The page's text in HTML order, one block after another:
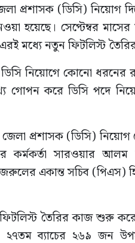
প্রশাসক (ডিসি) নিয়োগ
হয়েছে। সেপ্টেম্বর
মধ্যে নতুন ফিটলিস্ট
নিয়োগে কোনো ধরনের
গোপন করে ডিসি পদে
প্রশাসক (ডিসি) নিয়োগ
সারওয়ার আলম
একান্ত সচিব (পিএস)
তৈরির কাজ শুরু
ব্যাচের ২৬৯ জন